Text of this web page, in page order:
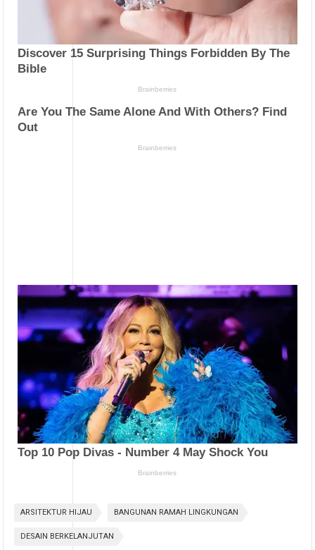
ARSITEKTUR HIJAU BANGUNAN RAMAH LINGKUNGAN
DESAIN BERKELANJUTAN